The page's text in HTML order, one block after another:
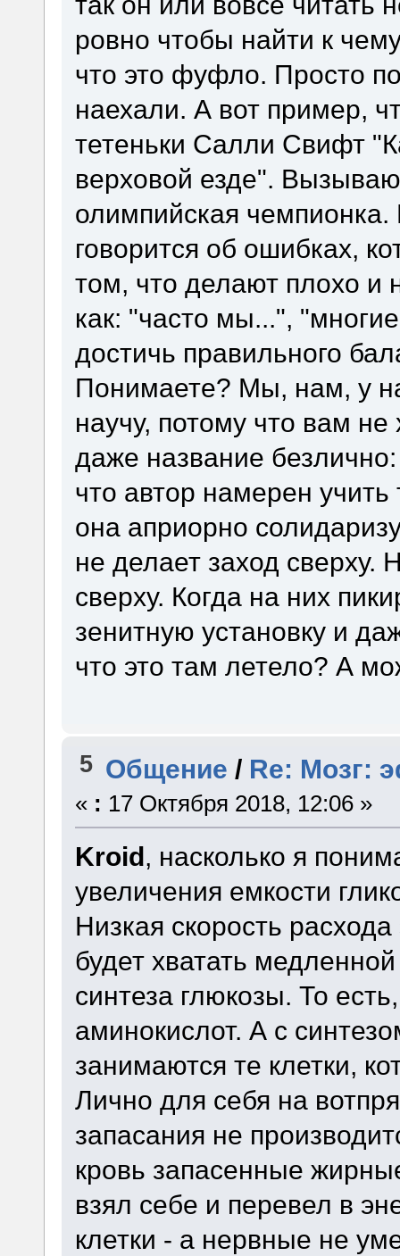
ровно чтобы найти к
что это фуфло. Просто
наехали. А вот пример,
тетеньки Салли Свифт
верховой езде".
олимпийская чемпионка.
говорится об ошибках,
том, что делают плохо и
как: "часто мы...",
достичь правильного
Понимаете? Мы, нам, у
научу, потому что вам не
даже название
что автор намерен
она априорно
не делает заход сверху.
сверху. Когда на них
зенитную установку и
что это там летело? А
5 Общение / Re: Мозг:
« : 17 Октября 2018, 12:06 »
Kroid, насколько я
увеличения емкости
Низкая скорость расхода
будет хватать
синтеза глюкозы. То
аминокислот. А с
занимаются те клетки,
Лично для себя на
запасания не
кровь запасенные
взял себе и перевел в
клетки - а нервные не